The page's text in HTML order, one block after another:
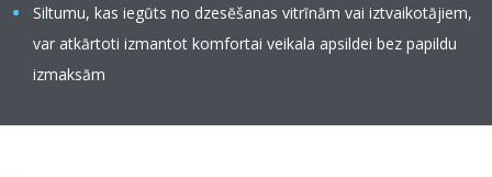
Siltumu, kas iegūts no dzesēšanas vitrīnām vai iztvaikotājiem,
var atkārtoti izmantot komfortai veikala apsildei bez papildu
izmaksām